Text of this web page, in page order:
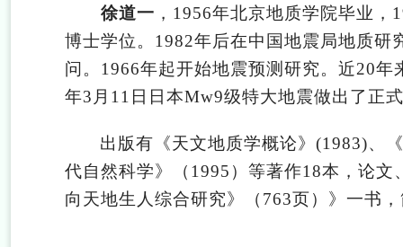
徐道一 ，1956年北京地质学院毕业
博士学位。1982年后在中国地震局地质
问。1966年起开始地震预测研究。近20
年3月11日日本Mw9级特大地震做出了正
出版有《天文地质学概论》(1983)、
代自然科学》（1995）等著作18本，论
向天地生人综合研究》（763页）》一书